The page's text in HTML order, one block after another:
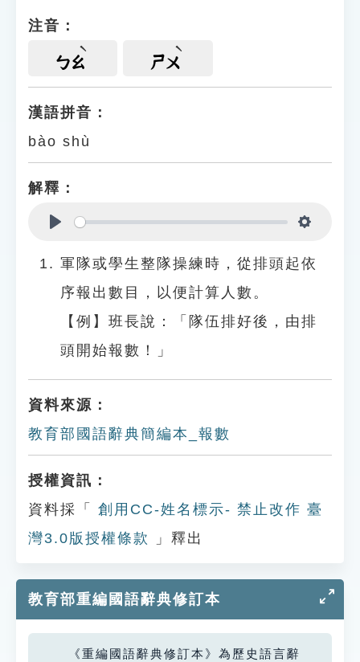
遊戲專區
貓頭鷹博士
注音：
ㄅㄠ ㄕㄨ
漢語拼音：
bào shù
解釋：
軍隊或學生整隊操練時，從排頭起依
序報出數目，以便計算人數。
【例】班長說：「隊伍排好後，由排
頭開始報數！」
資料來源：
教育部國語辭典簡編本_報數
授權資訊：
資料採「
創用CC-姓名標示- 禁止改作 臺
灣3.0版授權條款
」釋出
教育部重編國語辭典修訂本
《重編國語辭典修訂本》為歷史語言辭